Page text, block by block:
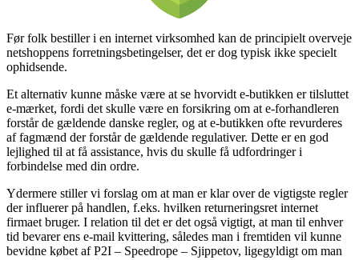
Før folk bestiller i en internet virksomhed kan de principielt overveje
netshoppens forretningsbetingelser, det er dog typisk ikke specielt
ophidsende.
Et alternativ kunne måske være at se hvorvidt e-butikken er tilsluttet
e-mærket, fordi det skulle være en forsikring om at e-forhandleren
forstår de gældende danske regler, og at e-butikken ofte revurderes
af fagmænd der forstår de gældende regulativer. Dette er en god
lejlighed til at få assistance, hvis du skulle få udfordringer i
forbindelse med din ordre.
Ydermere stiller vi forslag om at man er klar over de vigtigste regler
der influerer på handlen, f.eks. hvilken returneringsret internet
firmaet bruger. I relation til det er det også vigtigt, at man til enhver
tid bevarer ens e-mail kvittering, således man i fremtiden vil kunne
bevidne købet af P2I – Speedrope – Sjippetov, ligegyldigt om man